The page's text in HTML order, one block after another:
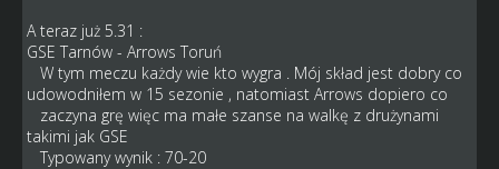
A teraz już 5.31 :
GSE Tarnów - Arrows Toruń
W tym meczu każdy wie kto wygra . Mój skład jest dobry co
udowodniłem w 15 sezonie , natomiast Arrows dopiero co
zaczyna grę więc ma małe szanse na walkę z drużynami
takimi jak GSE
Typowany wynik : 70-20